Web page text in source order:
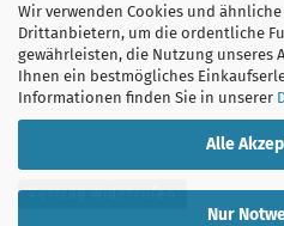
Wir verwenden Cookies und
Drittanbietern, um die ordentliche
gewährleisten, die Nutzung unseres
Ihnen ein bestmögliches
Informationen finden Sie in unserer
Alle
Nur
Die Beschreibungen, Zeichnungen und Angaben zur
Verwendung sind sorgfältig überprüft worden.
Vertrag widerrufen